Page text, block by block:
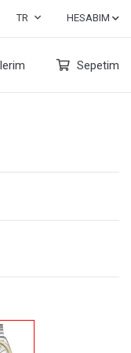
TR HESABIM
Sepetim